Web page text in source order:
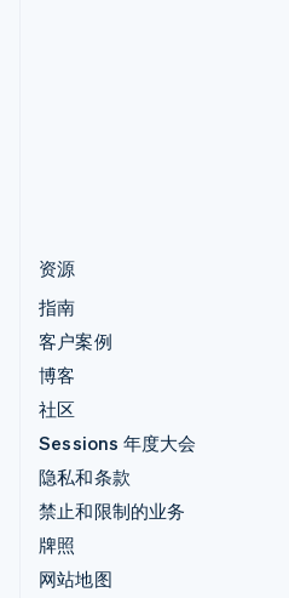
资源
指南
客户案例
博客
社区
Sessions 年度大会
隐私和条款
禁止和限制的业务
牌照
网站地图